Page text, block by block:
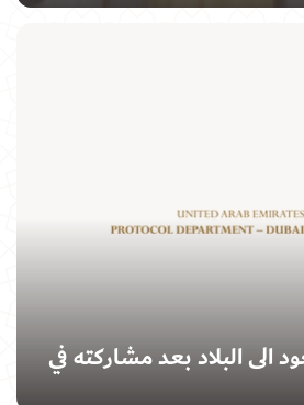
الى البلاد بعد مشاركته في